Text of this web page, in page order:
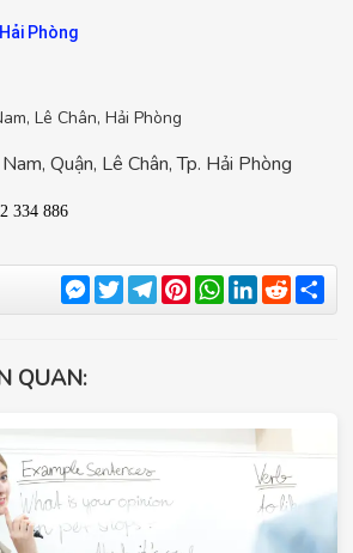
Phòng
Lê Chân, Hải Phòng
Quận, Lê Chân, Tp. Hải Phòng
334 886
Messenger
TwitterTelegram
Pinterest
WhatsApp
LinkedIn
Reddit
QUAN: